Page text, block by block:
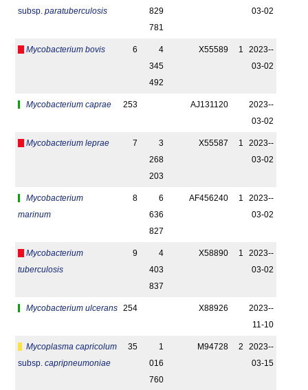
subsp. paratuberculosis
829
781
03-02
Mycobacterium bovis 6
4
345
492
X55589 1
2023-­
03-02
Mycobacterium caprae 253 AJ131120
2023-­
03-02
Mycobacterium leprae 7
3
268
203
X55587 1
2023-­
03-02
Mycobacterium
marinum
8
6
636
827
AF456240 1
2023-­
03-02
Mycobacterium
tuberculosis
9
4
403
837
X58890 1
2023-­
03-02
Mycobacterium ulcerans 254 X88926
2023-­
11-10
Mycoplasma capricolum
subsp. capripneumoniae
35
1
016
760
M94728 2
2023-­
03-15